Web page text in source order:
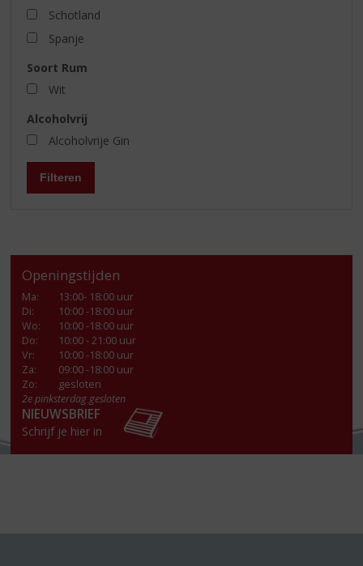
Schotland
Spanje
Soort Rum
Wit
Alcoholvrij
Alcoholvrije Gin
Filteren
Openingstijden
Ma:
13:00- 18:00 uur
Di:
10:00 -18:00 uur
Wo:
10:00 -18:00 uur
Do:
10:00 - 21:00 uur
Vr:
10:00 -18:00 uur
Za:
09:00 -18:00 uur
Zo:
gesloten
2e pinksterdag gesloten
NIEUWSBRIEF
Schrijf je hier in